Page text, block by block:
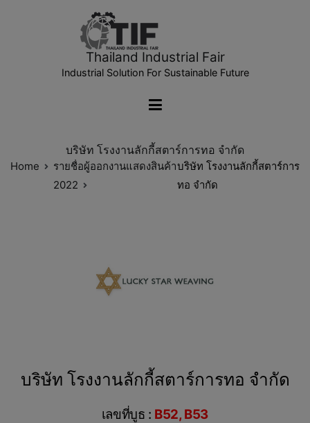
Thailand Industrial Fair
Industrial Solution For Sustainable Future
บริษัท โรงงานลักกี้สตาร์การทอ จำกัด
Home
รายชื่อผู้ออกงานแสดงสินค้า
2022
บริษัท โรงงานลักกี้สตาร์การ
ทอ จำกัด
บริษัท โรงงานลักกี้สตาร์การทอ จำกัด
เลขที่บูธ : B52, B53